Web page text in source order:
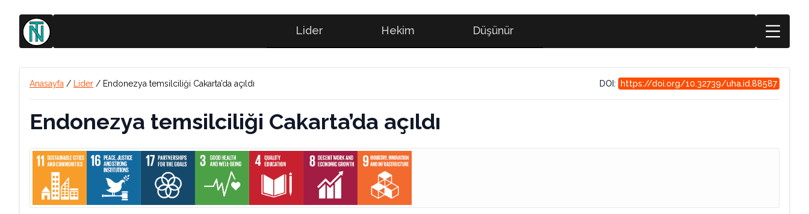
Lider Hekim Düşünür
Anasayfa / Lider / Endonezya temsilciliği Cakarta’da açıldı DOI: https://doi.org/10.32739/uha.id.88587
Endonezya temsilciliği Cakarta’da açıldı